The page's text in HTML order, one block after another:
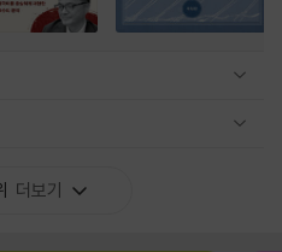
더보기